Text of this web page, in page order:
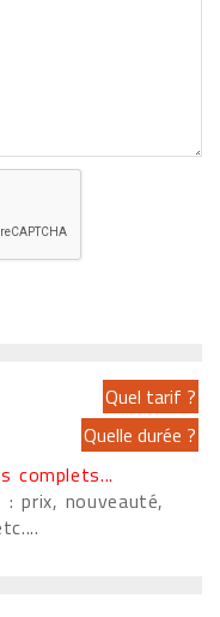
complets...
prix, nouveauté,